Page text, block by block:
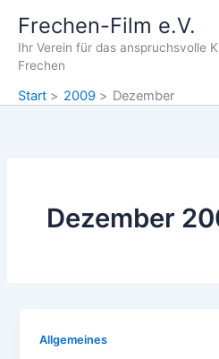
Inhalt
springen
Frechen-Film e.V.
Ihr Verein für das anspruchsvolle
Frechen
Start 2009 Dezember
Dezember
Allgemeines